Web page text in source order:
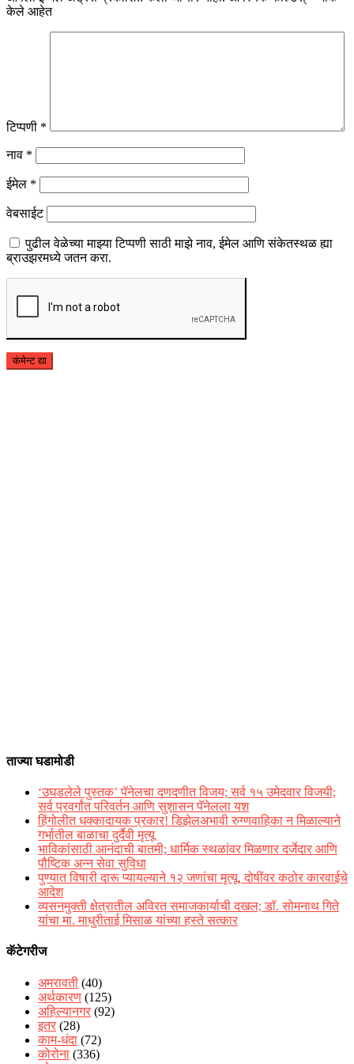
केले आहेत
टिप्पणी *
नाव *
ईमेल *
वेबसाईट
पुढील वेळेच्या माझ्या टिप्पणी साठी माझे नाव, ईमेल आणि संकेतस्थळ ह्या
ब्राउझरमध्ये जतन करा.
ताज्या घडामोडी
‘उघडलेले पुस्तक’ पॅनेलचा दणदणीत विजय; सर्व १५ उमेदवार विजयी;
सर्व प्रवर्गांत परिवर्तन आणि सुशासन पॅनेलला यश
हिंगोलीत धक्कादायक प्रकार! डिझेलअभावी रुग्णवाहिका न मिळाल्याने
गर्भातील बाळाचा दुर्दैवी मृत्यू
भाविकांसाठी आनंदाची बातमी; धार्मिक स्थळांवर मिळणार दर्जेदार आणि
पौष्टिक अन्न सेवा सुविधा
पुण्यात विषारी दारू प्यायल्याने १२ जणांचा मृत्यू, दोषींवर कठोर कारवाईचे
आदेश
व्यसनमुक्ती क्षेत्रातील अविरत समाजकार्याची दखल; डॉ. सोमनाथ गिते
यांचा मा. माधुरीताई मिसाळ यांच्या हस्ते सत्कार
कॅटेगरीज
अमरावती (40)
अर्थकारण (125)
अहिल्यानगर (92)
इतर (28)
काम-धंदा (72)
कोरोना (336)